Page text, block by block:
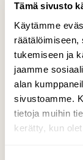
Tämä sivusto
Käytämme
räätälöimiseen,
tukemiseen ja
jaamme
alan
sivustoamme.
tietoja muihin
kerätty, kun
Valokuvaaja: